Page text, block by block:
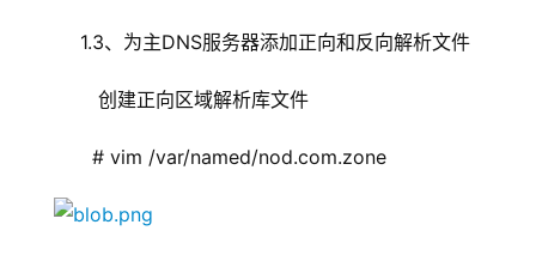
1.3、为主DNS服务器添加正向和反向解析文件
创建正向区域解析库文件
# vim /var/named/nod.com.zone